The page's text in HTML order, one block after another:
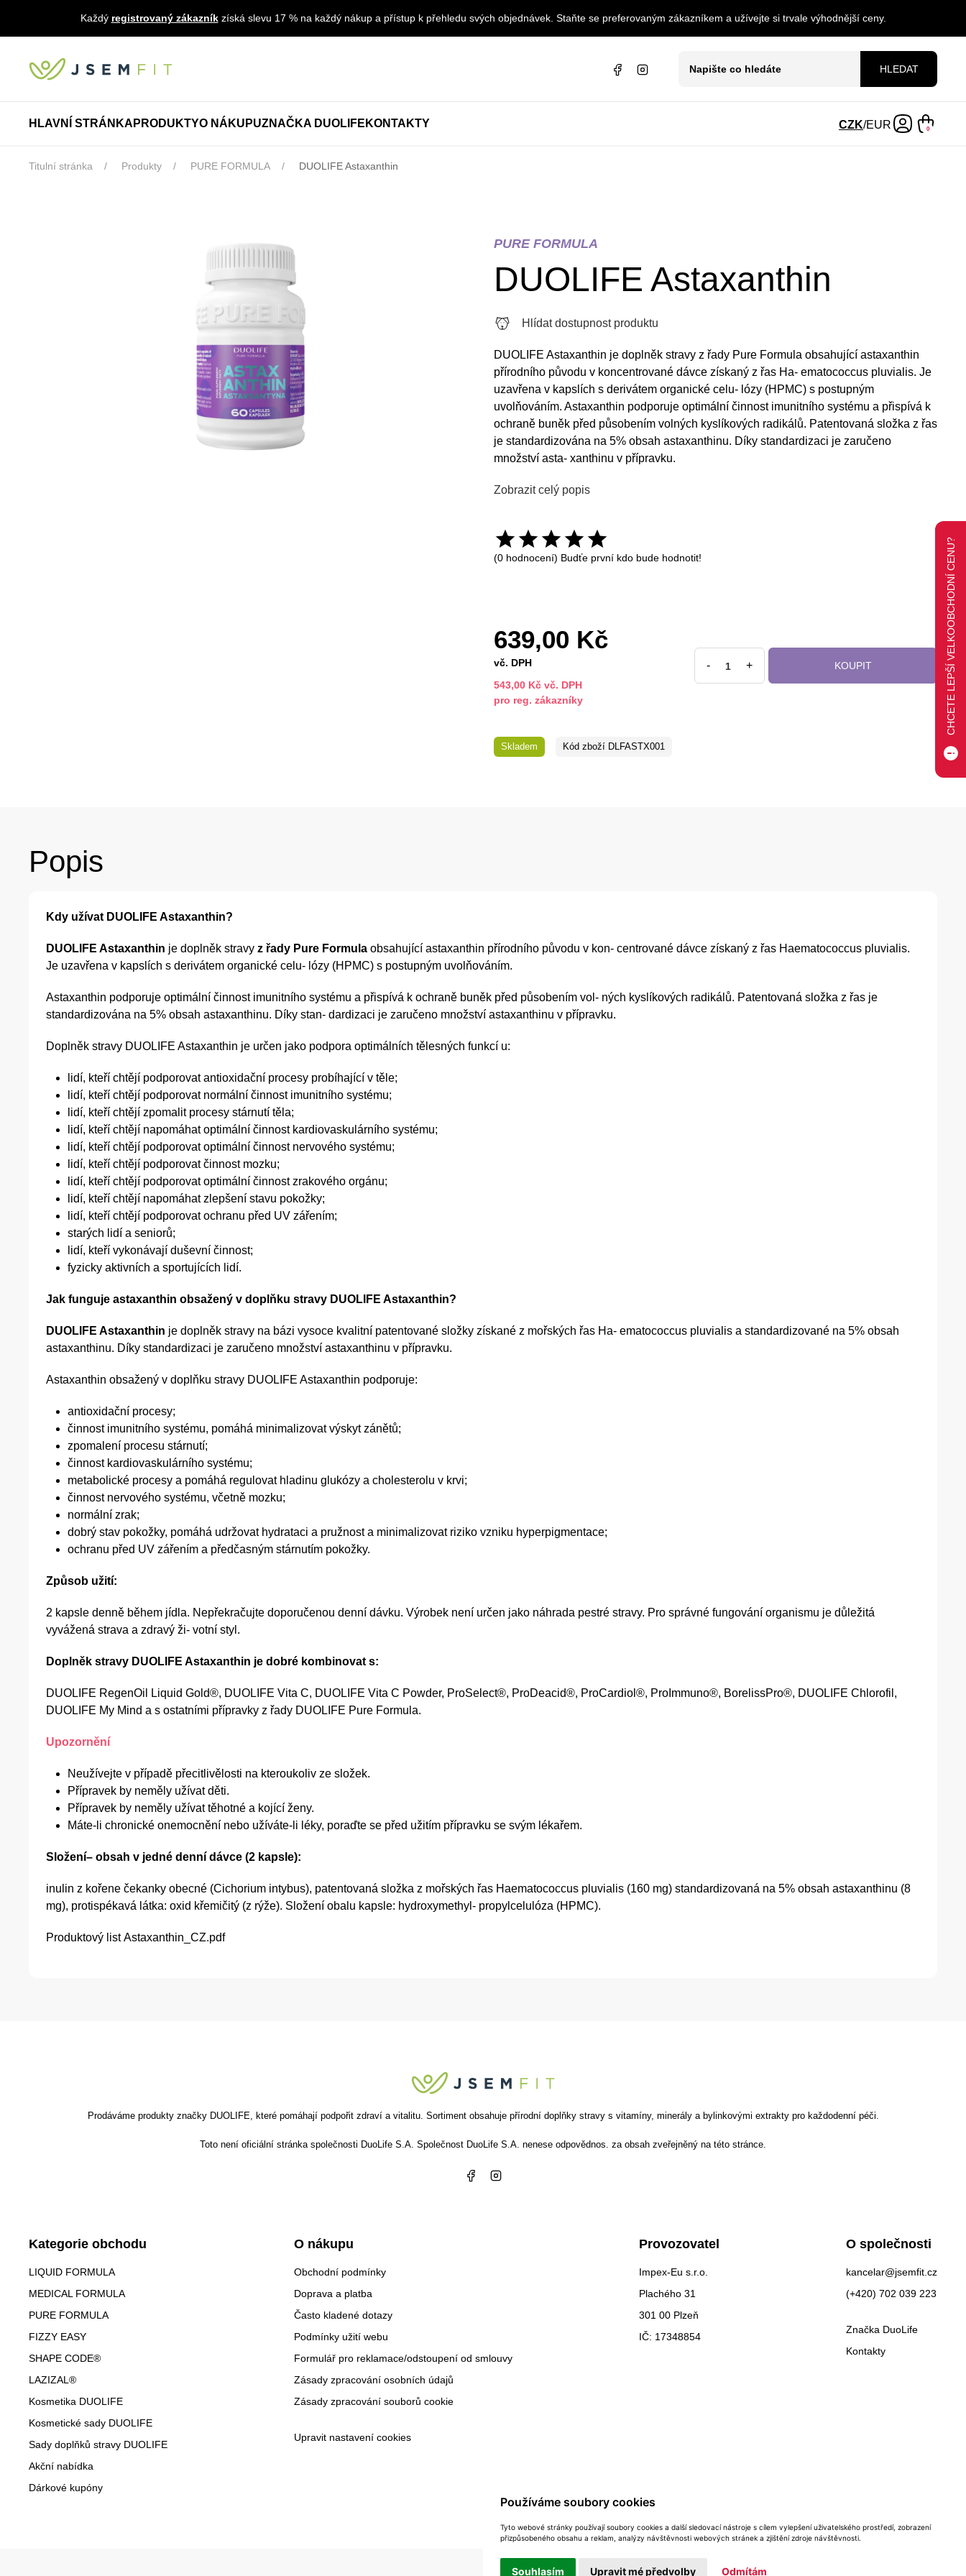
Používáme soubory cookies
Tyto webové stránky používají soubory cookies a další sledovací nástroje s cílem vylepšení uživatelského prostředí, zobrazení
přizpůsobeného obsahu a reklam, analýzy návštěvnosti webových stránek a zjištění zdroje návštěvnosti.
Souhlasím Odmítám
Upravit mé předvolby
Každý registrovaný zákazníkzíská slevu 17 % na každý nákup a přístup k přehledu svých objednávek. Staňte se preferovaným zákazníkem a užívejte si trvale výhodnější ceny.
HLEDAT
HLAVNÍ STRÁNKA PRODUKTYO NÁKUPUZNAČKA DUOLIFE KONTAKTY CZK/EUR 0
Titulní stránka Produkty PURE FORMULA DUOLIFE Astaxanthin
PURE FORMULA
DUOLIFE Astaxanthin
Hlídat dostupnost produktu
DUOLIFE Astaxanthin je doplněk stravy z řady Pure Formula obsahující astaxanthin
přírodního původu v koncentrované dávce získaný z řas Ha- ematococcus pluvialis. Je
uzavřena v kapslích s derivátem organické celu- lózy (HPMC) s postupným
uvolňováním. Astaxanthin podporuje optimální činnost imunitního systému a přispívá k
ochraně buněk před působením volných kyslíkových radikálů. Patentovaná složka z řas
je standardizována na 5% obsah astaxanthinu. Díky standardizaci je zaručeno
množství asta- xanthinu v přípravku.
Zobrazit celý popis
(0 hodnocení) Budťe první kdo bude hodnotit!
639,00 Kč
vč. DPH
543,00 Kč vč. DPH
pro reg. zákazníky
- + KOUPIT
Skladem Kód zboží DLFASTX001
Popis
Kdy užívat DUOLIFE Astaxanthin?
DUOLIFE Astaxanthin je doplněk stravy z řady Pure Formula obsahující astaxanthin přírodního původu v kon- centrované dávce získaný z řas Haematococcus pluvialis.
Je uzavřena v kapslích s derivátem organické celu- lózy (HPMC) s postupným uvolňováním.
Astaxanthin podporuje optimální činnost imunitního systému a přispívá k ochraně buněk před působením vol- ných kyslíkových radikálů. Patentovaná složka z řas je
standardizována na 5% obsah astaxanthinu. Díky stan- dardizaci je zaručeno množství astaxanthinu v přípravku.
Doplněk stravy DUOLIFE Astaxanthin je určen jako podpora optimálních tělesných funkcí u:
lidí, kteří chtějí podporovat antioxidační procesy probíhající v těle;
lidí, kteří chtějí podporovat normální činnost imunitního systému;
lidí, kteří chtějí zpomalit procesy stárnutí těla;
lidí, kteří chtějí napomáhat optimální činnost kardiovaskulárního systému;
lidí, kteří chtějí podporovat optimální činnost nervového systému;
lidí, kteří chtějí podporovat činnost mozku;
lidí, kteří chtějí podporovat optimální činnost zrakového orgánu;
lidí, kteří chtějí napomáhat zlepšení stavu pokožky;
lidí, kteří chtějí podporovat ochranu před UV zářením;
starých lidí a seniorů;
lidí, kteří vykonávají duševní činnost;
fyzicky aktivních a sportujících lidí.
Jak funguje astaxanthin obsažený v doplňku stravy DUOLIFE Astaxanthin?
DUOLIFE Astaxanthin je doplněk stravy na bázi vysoce kvalitní patentované složky získané z mořských řas Ha- ematococcus pluvialis a standardizované na 5% obsah
astaxanthinu. Díky standardizaci je zaručeno množství astaxanthinu v přípravku.
Astaxanthin obsažený v doplňku stravy DUOLIFE Astaxanthin podporuje:
antioxidační procesy;
činnost imunitního systému, pomáhá minimalizovat výskyt zánětů;
zpomalení procesu stárnutí;
činnost kardiovaskulárního systému;
metabolické procesy a pomáhá regulovat hladinu glukózy a cholesterolu v krvi;
činnost nervového systému, včetně mozku;
normální zrak;
dobrý stav pokožky, pomáhá udržovat hydrataci a pružnost a minimalizovat riziko vzniku hyperpigmentace;
ochranu před UV zářením a předčasným stárnutím pokožky.
Způsob užití:
2 kapsle denně během jídla. Nepřekračujte doporučenou denní dávku. Výrobek není určen jako náhrada pestré stravy. Pro správné fungování organismu je důležitá
vyvážená strava a zdravý ži- votní styl.
Doplněk stravy DUOLIFE Astaxanthin je dobré kombinovat s:
DUOLIFE RegenOil Liquid Gold®, DUOLIFE Vita C, DUOLIFE Vita C Powder, ProSelect®, ProDeacid®, ProCardiol®, ProImmuno®, BorelissPro®, DUOLIFE Chlorofil,
DUOLIFE My Mind a s ostatními přípravky z řady DUOLIFE Pure Formula.
Upozornění
Neužívejte v případě přecitlivělosti na kteroukoliv ze složek.
Přípravek by neměly užívat děti.
Přípravek by neměly užívat těhotné a kojící ženy.
Máte-li chronické onemocnění nebo užíváte-li léky, poraďte se před užitím přípravku se svým lékařem.
Složení– obsah v jedné denní dávce (2 kapsle):
inulin z kořene čekanky obecné (Cichorium intybus), patentovaná složka z mořských řas Haematococcus pluvialis (160 mg) standardizovaná na 5% obsah astaxanthinu (8
mg), protispékavá látka: oxid křemičitý (z rýže). Složení obalu kapsle: hydroxymethyl- propylcelulóza (HPMC).
Produktový listAstaxanthin_CZ.pdf
Prodáváme produkty značky DUOLIFE, které pomáhají podpořit zdraví a vitalitu. Sortiment obsahuje přírodní doplňky stravy s vitamíny, minerály a bylinkovými extrakty pro každodenní péči.
Toto není oficiální stránka společnosti DuoLife S.A. Společnost DuoLife S.A. nenese odpovědnos. za obsah zveřejněný na této stránce.
Kategorie obchodu
LIQUID FORMULA
MEDICAL FORMULA
PURE FORMULA
FIZZY EASY
SHAPE CODE®
LAZIZAL®
Kosmetika DUOLIFE
Kosmetické sady DUOLIFE
Sady doplňků stravy DUOLIFE
Akční nabídka
Dárkové kupóny
O nákupu
Obchodní podmínky
Doprava a platba
Často kladené dotazy
Podmínky užití webu
Formulář pro reklamace/odstoupení od smlouvy
Zásady zpracování osobních údajů
Zásady zpracování souborů cookie
Upravit nastavení cookies
Provozovatel
Impex-Eu s.r.o.
Plachého 31
301 00 Plzeň
IČ: 17348854
O společnosti
kancelar@jsemfit.cz
(+420) 702 039 223
Značka DuoLife
Kontakty
CHCETE LEPŠÍ VELKOOBCHODNÍ CENU?